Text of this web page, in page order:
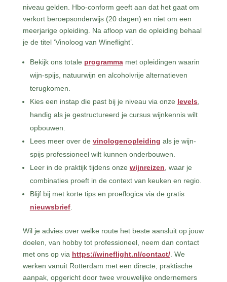
niveau gelden. Hbo-conform geeft aan dat het gaat om
verkort beroepsonderwijs (20 dagen) en niet om een
meerjarige opleiding. Na afloop van de opleiding behaal
je de titel ‘Vinoloog van Wineflight’.
Bekijk ons totale programmamet opleidingen waarin
wijn-spijs, natuurwijn en alcoholvrije alternatieven
terugkomen.
Kies een instap die past bij je niveau via onze levels
handig als je gestructureerd je cursus wijnkennis wilt
opbouwen.
Lees meer over de vinologenopleiding als je wijn-
spijs professioneel wilt kunnen onderbouwen.
Leer in de praktijk tijdens onze wijnreizen , waar je
combinaties proeft in de context van keuken en regio.
Blijf bij met korte tips en proeflogica via de gratis
nieuwsbrief.
Wil je advies over welke route het beste aansluit op jouw
doelen, van hobby tot professioneel, neem dan contact
met ons op via https://wineflight.nl/contact/. We
werken vanuit Rotterdam met een directe, praktische
aanpak, opgericht door twee vrouwelijke ondernemers